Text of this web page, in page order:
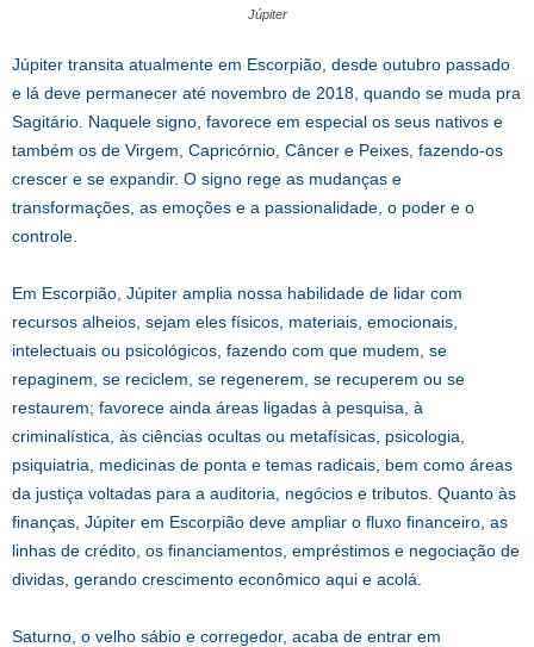
Júpiter
Júpiter transita atualmente em Escorpião, desde outubro passado
e lá deve permanecer até novembro de 2018, quando se muda pra
Sagitário. Naquele signo, favorece em especial os seus nativos e
também os de Virgem, Capricórnio, Câncer e Peixes, fazendo-os
crescer e se expandir. O signo rege as mudanças e
transformações, as emoções e a passionalidade, o poder e o
controle.
Em Escorpião, Júpiter amplia nossa habilidade de lidar com
recursos alheios, sejam eles físicos, materiais, emocionais,
intelectuais ou psicológicos, fazendo com que mudem, se
repaginem, se reciclem, se regenerem, se recuperem ou se
restaurem; favorece ainda áreas ligadas à pesquisa, à
criminalística, às ciências ocultas ou metafísicas, psicologia,
psiquiatria, medicinas de ponta e temas radicais, bem como áreas
da justiça voltadas para a auditoria, negócios e tributos. Quanto às
finanças, Júpiter em Escorpião deve ampliar o fluxo financeiro, as
linhas de crédito, os financiamentos, empréstimos e negociação de
dividas, gerando crescimento econômico aqui e acolá.
Saturno, o velho sábio e corregedor, acaba de entrar em